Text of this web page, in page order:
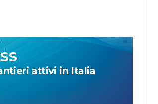
attivi in Italia